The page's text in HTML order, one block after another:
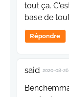
tout ça.
base de
Répondre
said 2020-08-26